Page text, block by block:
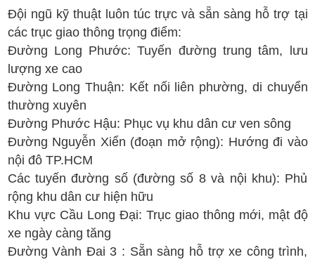
Đội ngũ kỹ thuật luôn túc trực và sẵn sàng hỗ trợ tại
các trục giao thông trọng điểm:
Đường Long Phước: Tuyến đường trung tâm, lưu
lượng xe cao
Đường Long Thuận: Kết nối liên phường, di chuyển
thường xuyên
Đường Phước Hậu: Phục vụ khu dân cư ven sông
Đường Nguyễn Xiển (đoạn mở rộng): Hướng đi vào
nội đô TP.HCM
Các tuyến đường số (đường số 8 và nội khu): Phủ
rộng khu dân cư hiện hữu
Khu vực Cầu Long Đại: Trục giao thông mới, mật độ
xe ngày càng tăng
Đường Vành Đai 3 : Sẵn sàng hỗ trợ xe công trình,